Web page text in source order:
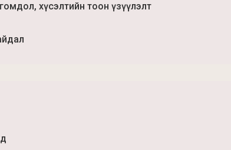
хүсэлтийн тоон үзүүлэлт